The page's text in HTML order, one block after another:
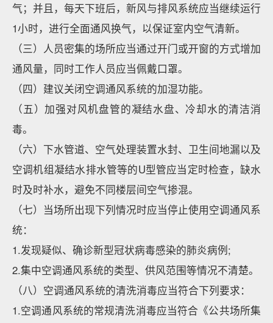
气；并且，每天下班后，新风与排风系统应当继续运行
1小时，进行全面通风换气，以保证室内空气清新。
（三）人员密集的场所应当通过开门或开窗的方式增加
通风量，同时工作人员应当佩戴口罩。
（四）建议关闭空调通风系统的加湿功能。
（五）加强对风机盘管的凝结水盘、冷却水的清洁消
毒。
（六）下水管道、空气处理装置水封、卫生间地漏以及
空调机组凝结水排水管等的U型管应当定时检查，缺水
时及时补水，避免不同楼层间空气掺混。
（七）当场所出现下列情况时应当停止使用空调通风系
统：
1.发现疑似、确诊新型冠状病毒感染的肺炎病例;
2.集中空调通风系统的类型、供风范围等情况不清楚。
（八）空调通风系统的清洗消毒应当符合下列要求：
1.空调通风系统的常规清洗消毒应当符合《公共场所集